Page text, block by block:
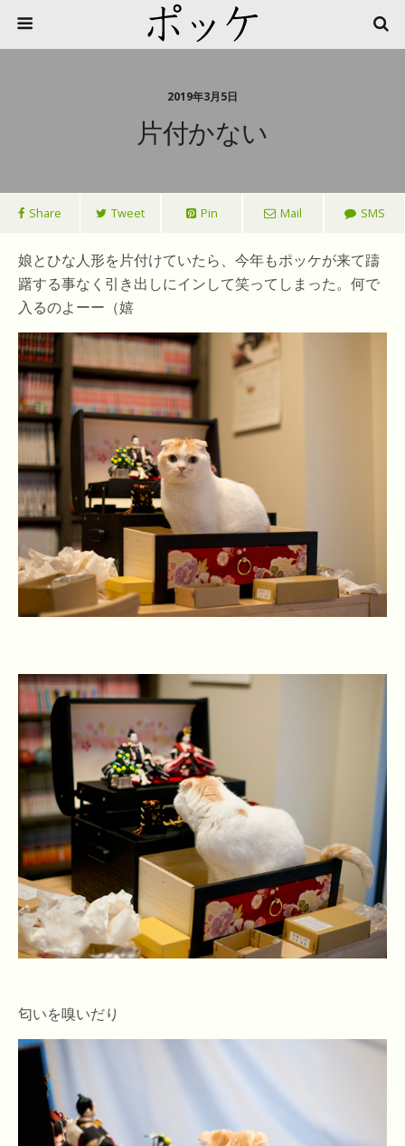
2019年3月5日
片付かない
Share Tweet Pin Mail SMS
娘とひな人形を片付けていたら、今年もポッケが来て躊
躇する事なく引き出しにインして笑ってしまった。何で
入るのよーー（嬉
匂いを嗅いだり